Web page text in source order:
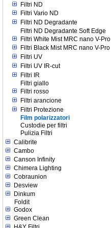
Filtri ND
Filtri Vario ND
Filtri ND Degradante
Filtri ND Degradante Soft Edge
Filtri White Mist MRC nano V-Pro
Filtri Black Mist MRC nano V-Pro
Filtri UV
Filtri UV IR-cut
Filtri IR
Filtri giallo
Filtri rosso
Filtri arancione
Filtri Protezione
Film polarizzatori
Custodie per filtri
Pulizia Filtri
Calibrite
Cambo
Canson Infinity
Chimera Lighting
Cobraunion
Desview
Dinkum
Foldit
Godox
Green Clean